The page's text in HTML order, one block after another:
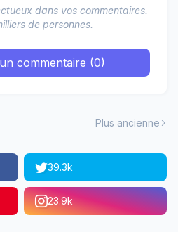
dans vos commentaires.
de personnes.
commentaire (0)
Plus ancienne
39.3k
23.9k